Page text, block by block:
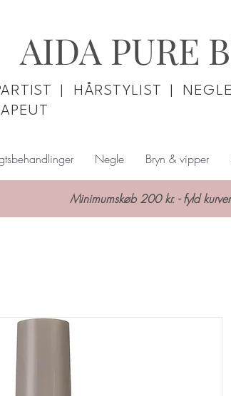
AIDA PURE
| HÅRSTYLIST |
Negle Bryn & vipper
Minimumskøb 200 kr. - fyld